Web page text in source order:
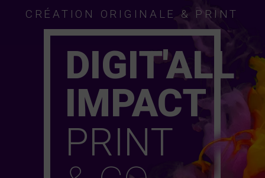
DIGIT'ALL
CRÉATION ORIGINALE & PRINT
IMPACT
PRINT